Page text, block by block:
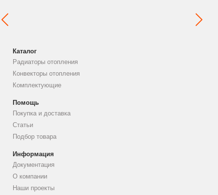
Каталог
Радиаторы отопления
Конвекторы отопления
Комплектующие
Помощь
Покупка и доставка
Статьи
Подбор товара
Информация
Документация
О компании
Наши проекты